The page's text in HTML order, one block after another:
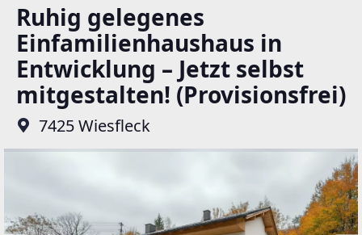
Ruhig gelegenes
Einfamilienhaushaus in
Entwicklung – Jetzt selbst
mitgestalten! (Provisionsfrei)
7425 Wiesfleck